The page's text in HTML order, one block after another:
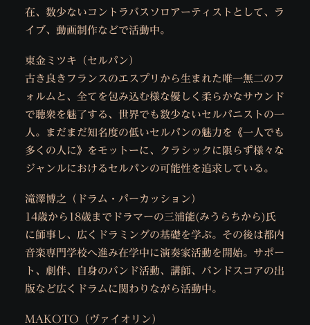
在、数少ないコントラバスソロアーティストとして、ラ
イブ、動画制作などで活動中。
東金ミツキ（セルパン）
古き良きフランスのエスプリから生まれた唯一無二のフ
ォルムと、全てを包み込む様な優しく柔らかなサウンド
で聴衆を魅了する、世界でも数少ないセルパニストの一
人。まだまだ知名度の低いセルパンの魅力を《一人でも
多くの人に》をモットーに、クラシックに限らず様々な
ジャンルにおけるセルパンの可能性を追求している。
滝澤博之（ドラム・パーカッション）
14歳から18歳までドラマーの三浦能(みうらちから)氏
に師事し、広くドラミングの基礎を学ぶ。その後は都内
音楽専門学校へ進み在学中に演奏家活動を開始。サポー
ト、劇伴、自身のバンド活動、講師、バンドスコアの出
版など広くドラムに関わりながら活動中。
MAKOTO（ヴァイオリン）